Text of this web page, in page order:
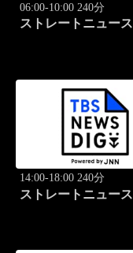
06:00-10:00 240分
ストレートニュース
14:00-18:00 240分
ストレートニュース